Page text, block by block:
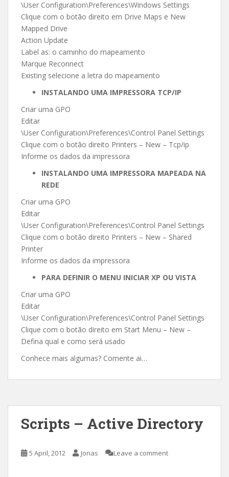
\User Configuration\Preferences\Windows Settings
Clique com o botão direito em Drive Maps e New
Mapped Drive
Action Update
Label as: o caminho do mapeamento
Marque Reconnect
Existing selecione a letra do mapeamento
INSTALANDO UMA IMPRESSORA TCP/IP
Criar uma GPO
Editar
\User Configuration\Preferences\Control Panel Settings
Clique com o botão direito Printers – New – Tcp/ip
Informe os dados da impressora
INSTALANDO UMA IMPRESSORA MAPEADA NA
REDE
Criar uma GPO
Editar
\User Configuration\Preferences\Control Panel Settings
Clique com o botão direito Printers – New – Shared
Printer
Informe os dados da impressora
PARA DEFINIR O MENU INICIAR XP OU VISTA
Criar uma GPO
Editar
\User Configuration\Preferences\Control Panel Settings
Clique com o botão direito em Start Menu – New –
Defina qual e como será usado
Conhece mais algumas? Comente ai…
Scripts – Active Directory
5 April, 2012 Jonas Leave a comment